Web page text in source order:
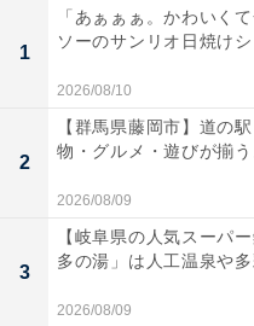
1
「あぁぁぁ。かわいく
ソーのサンリオ日焼け
2026/08/10
2
【群馬県藤岡市】道の
物・グルメ・遊びが揃
2026/08/09
3
【岐阜県の人気スーパ
多の湯」は人工温泉や
2026/08/09